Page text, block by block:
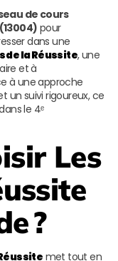
de cours
pour
dans une
de la Réussite, une
et à
à une approche
un suivi rigoureux, ce
le 4ᵉ
Les
?
met tout en